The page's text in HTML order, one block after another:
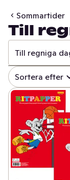
Sommartider
Till
Till regniga
✓ Alla (296)
✓ Till stranden
Glass i stora
✓ Sommartårta
✓
Sortera efter